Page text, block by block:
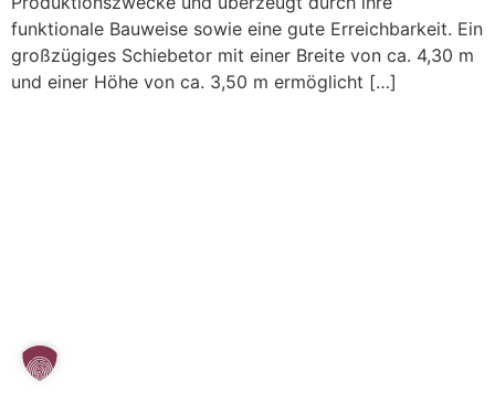
funktionale Bauweise sowie eine gute Erreichbarkeit. Ein
großzügiges Schiebetor mit einer Breite von ca. 4,30 m
und einer Höhe von ca. 3,50 m ermöglicht […]